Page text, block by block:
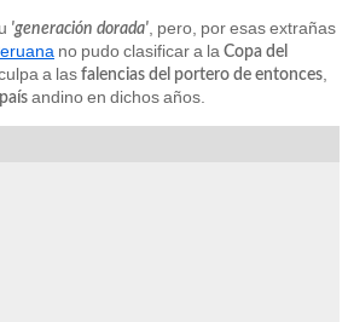
'generación dorada' , pero, por esas extrañas
no pudo clasificar a la Copa del
a las falencias del portero de entonces
andino en dichos años.